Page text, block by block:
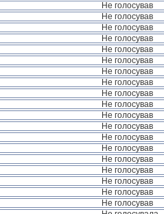
Не голосував
Не голосував
Не голосував
Не голосував
Не голосував
Не голосував
Не голосував
Не голосував
Не голосував
Не голосував
Не голосував
Не голосував
Не голосував
Не голосував
Не голосував
Не голосував
Не голосував
Не голосував
Не голосував